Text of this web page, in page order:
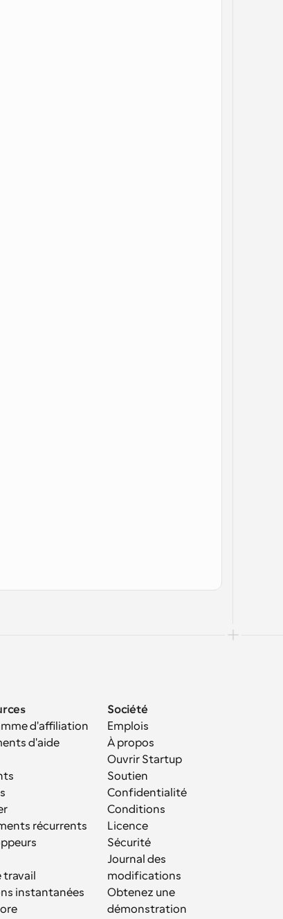
d'affiliation
d'aide
récurrents
travail
instantanées
Société
Emplois
À propos
Ouvrir Startup
Soutien
Confidentialité
Conditions
Licence
Sécurité
Journal des
modifications
Obtenez une
démonstration